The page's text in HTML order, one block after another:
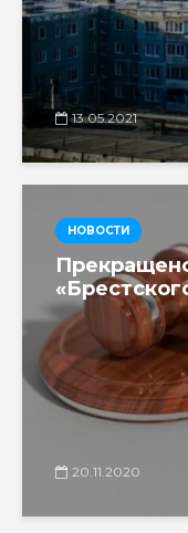
13.05.2021
НОВОСТИ
20.11.2020